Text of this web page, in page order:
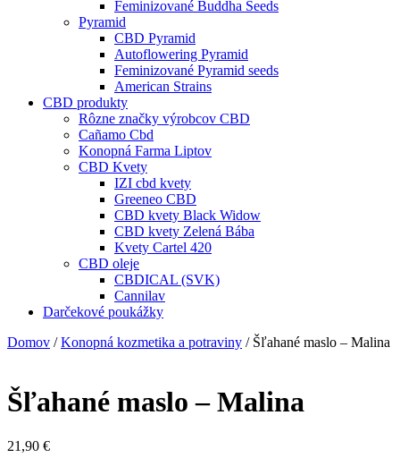
Feminizované Buddha Seeds
Pyramid
CBD Pyramid
Autoflowering Pyramid
Feminizované Pyramid seeds
American Strains
CBD produkty
Rôzne značky výrobcov CBD
Cañamo Cbd
Konopná Farma Liptov
CBD Kvety
IZI cbd kvety
Greeneo CBD
CBD kvety Black Widow
CBD kvety Zelená Bába
Kvety Cartel 420
CBD oleje
CBDICAL (SVK)
Cannilav
Darčekové poukážky
Domov /Konopná kozmetika a potraviny / Šľahané maslo – Malina
Šľahané maslo – Malina
21,90 €